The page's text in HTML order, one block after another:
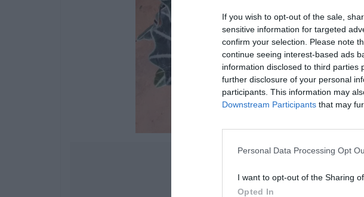
If you wish to opt-out of the sale,
sensitive information for targeted
confirm your selection. Please note
continue seeing interest-based ads
information disclosed to third parties
further disclosure of your personal
participants. This information may
Downstream Participants that may
Personal Data Processing Opt
I want to opt-out of the Sharing
Opted In